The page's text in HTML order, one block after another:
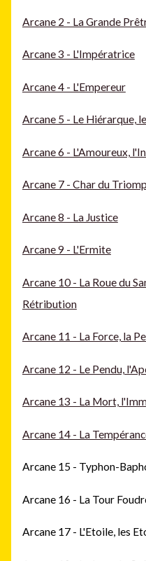
Arcane 2 - La Grande
Arcane 3 - L'Impératrice
Arcane 4 - L'Empereur
Arcane 5 - Le Hiérarque,
Arcane 6 - L'Amoureux,
Arcane 7 - Char du
Arcane 8 - La Justice
Arcane 9 - L'Ermite
Arcane 10 - La Roue du
Rétribution
Arcane 11 - La Force, la
Arcane 12 - Le Pendu,
Arcane 13 - La Mort,
Arcane 14 - La
Arcane 15 - Typhon-
Arcane 16 - La Tour
Arcane 17 - L'Etoile, les